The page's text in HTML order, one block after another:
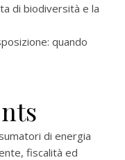
di biodiversità e la
quando
di energia
fiscalità ed